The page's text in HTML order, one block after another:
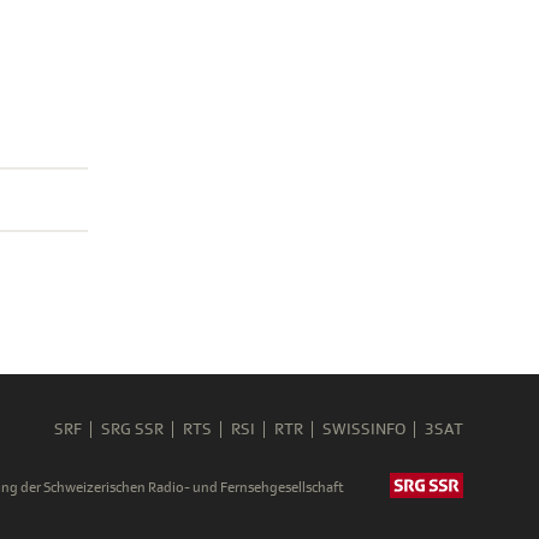
SRF SRG SSR RTS RSI RTR SWISSINFO 3SAT
der Schweizerischen Radio- und Fernsehgesellschaft